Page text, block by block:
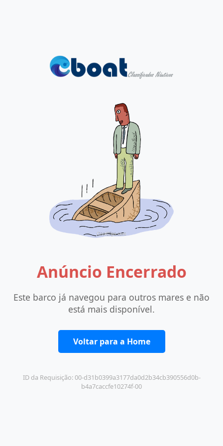
Anúncio Encerrado
Este barco já navegou para outros mares e não
está mais disponível.
Voltar para a Home
ID da Requisição: 00-d31b0399a3177da0d2b34cb390556d0b-
b4a7caccfe10274f-00